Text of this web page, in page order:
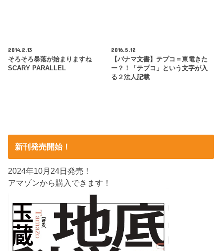
2014.2.13
そろそろ暴落が始まりますね
SCARY PARALLEL
2016.5.12
【パナマ文書】テプコ＝東電きた
ー？！「テプコ」という文字が入
る２法人記載
新刊発売開始！
2024年10月24日発売！
アマゾンから購入できます！